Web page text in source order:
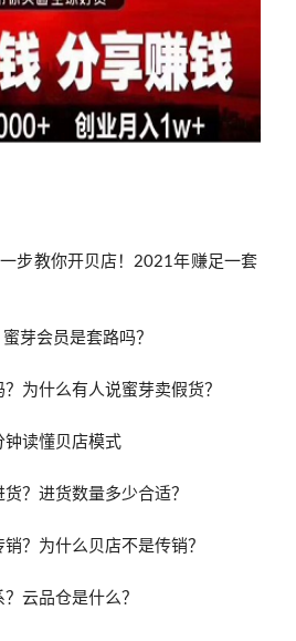
步教你开贝店！2021年赚足一套
芽会员是套路吗？
为什么有人说蜜芽卖假货？
钟读懂贝店模式
？进货数量多少合适？
？为什么贝店不是传销？
云品仓是什么？